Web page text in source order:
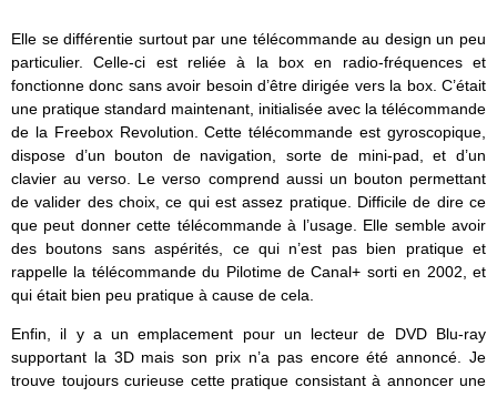
Elle se différentie surtout par une télécommande au design un peu
particulier. Celle-ci est reliée à la box en radio-fréquences et
fonctionne donc sans avoir besoin d’être dirigée vers la box. C’était
une pratique standard maintenant, initialisée avec la télécommande
de la Freebox Revolution. Cette télécommande est gyroscopique,
dispose d’un bouton de navigation, sorte de mini-pad, et d’un
clavier au verso. Le verso comprend aussi un bouton permettant
de valider des choix, ce qui est assez pratique. Difficile de dire ce
que peut donner cette télécommande à l’usage. Elle semble avoir
des boutons sans aspérités, ce qui n’est pas bien pratique et
rappelle la télécommande du Pilotime de Canal+ sorti en 2002, et
qui était bien peu pratique à cause de cela.
Enfin, il y a un emplacement pour un lecteur de DVD Blu-ray
supportant la 3D mais son prix n’a pas encore été annoncé. Je
trouve toujours curieuse cette pratique consistant à annoncer une